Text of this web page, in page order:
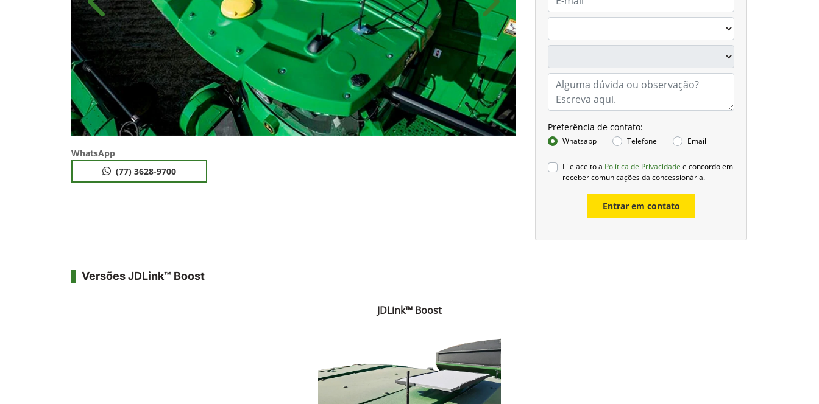
Preferência de contato:
Whatsapp Telefone Email
Li e aceito a Política de Privacidade e concordo em
receber comunicações da concessionária.
Entrar em contato
Anterior Próximo
WhatsApp
(77) 3628-9700
Versões JDLink™ Boost
JDLink™ Boost